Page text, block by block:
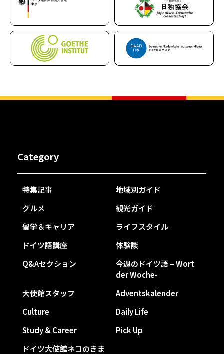
Category
特集記事
地域別ガイド
グルメ
観光ガイド
留学＆キャリア
ライフスタイル
ドイツ語講座
体験談
Q&Aセクション
今週のドイツ語 – Wort
der Woche-
大使館スタッフ
Adventskalender
Culture
Daily Life
Study & Career
Pick Up
ドイツ大使館ネコのきま